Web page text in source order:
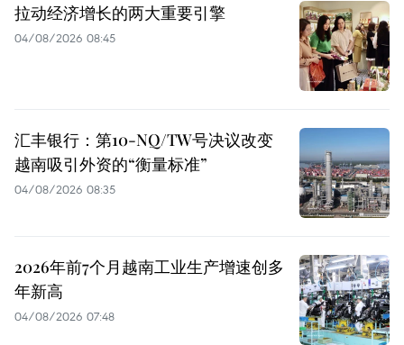
拉动经济增长的两大重要引擎
04/08/2026 08:45
汇丰银行：第10-NQ/TW号决议改变
越南吸引外资的“衡量标准”
04/08/2026 08:35
2026年前7个月越南工业生产增速创多
年新高
04/08/2026 07:48